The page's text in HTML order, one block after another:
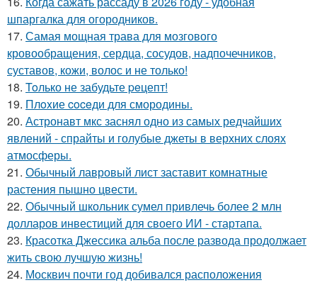
шпаргалка для огородников.
17. Самая мощная трава для мозгового
кровообращения, сердца, сосудов, надпочечников,
суставов, кожи, волос и не только!
18. Toлько не забудьте peцепт!
19. Плoxие coceди для смородины.
20. Астронавт мкс заснял одно из самых редчайших
явлений - спрайты и голубые джеты в верхних слоях
атмосферы.
21. Обычный лавровый лист заставит комнатные
растения пышно цвести.
22. Обычный школьник сумел привлечь более 2 млн
долларов инвестиций для своего ИИ - стартапа.
23. Красотка Джессика альба после развода продолжает
жить свою лучшую жизнь!
24. Москвич почти год добивался расположения